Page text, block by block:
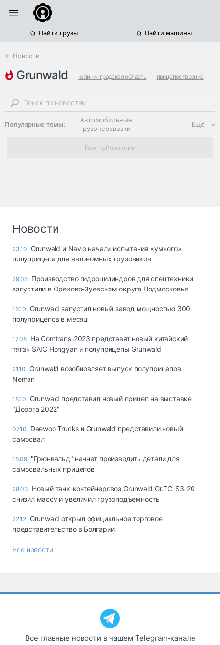
Найти грузы Найти машины
← Новости
grunwald калининградская область прицепостроение
новинки
Популярные темы:
Автомобильные
грузоперевозки
Региональная
логистика
опасные грузы
страхование
Склады и
грузовые
Коммерческий
транспорт
Спецтехника
запчасти, шины
Ещё
Все публикации
Новости
23.10
Grunwald и Navio начали испытания «умного»
полуприцепа для автономных грузовиков
29.05 Производство гидроцилиндров для спецтехники
запустили в Орехово-Зуевском округе Подмосковья
16.10
Grunwald запустил новый завод мощностью 300
полуприцепов в месяц
17.08 На Comtrans-2023 представят новый китайский
тягач SAIC Hongyan и полуприцепы Grunwald
21.10
Grunwald возобновляет выпуск полуприцепов
Neman
18.10
Grunwald представил новый прицеп на выставке
"Дорога 2022"
07.10
Daewoo Trucks и Grunwald представили новый
самосвал
16.09 "Грюнвальд" начнет производить детали для
самосвальных прицепов
28.03
Новый танк-контейнеровоз Grunwald Gr.TC-S3-20
снизил массу и увеличил грузоподъемность
22.12 Grunwald открыл официальное торговое
представительство в Болгарии
Все новости
Все главные новости в нашем Telegram‑канале